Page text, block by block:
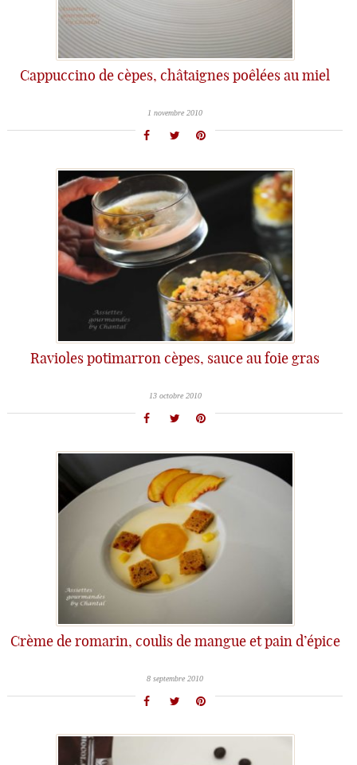
Cappuccino de cèpes, châtaignes poêlées au miel
1 novembre 2010
Ravioles potimarron cèpes, sauce au foie gras
13 octobre 2010
Crème de romarin, coulis de mangue et pain d’épice
8 septembre 2010